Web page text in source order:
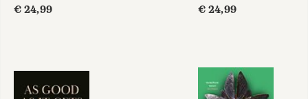
€ 24,99 € 24,99